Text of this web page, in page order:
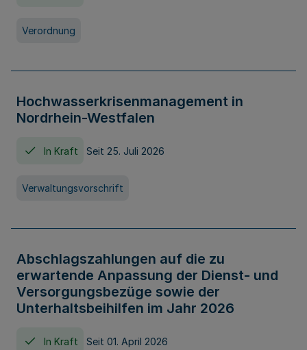
Verordnung
Hochwasserkrisenmanagement in
Nordrhein-Westfalen
In Kraft Seit 25. Juli 2026
Verwaltungsvorschrift
Abschlagszahlungen auf die zu
erwartende Anpassung der Dienst- und
Versorgungsbezüge sowie der
Unterhaltsbeihilfen im Jahr 2026
In Kraft Seit 01. April 2026